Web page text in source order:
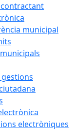
municipal
electròniques